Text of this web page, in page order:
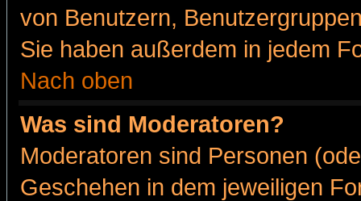
von Benutzern,
Sie haben außerdem in jedem
Nach oben
Was sind Moderatoren?
Moderatoren sind Personen
Geschehen in dem jeweiligen